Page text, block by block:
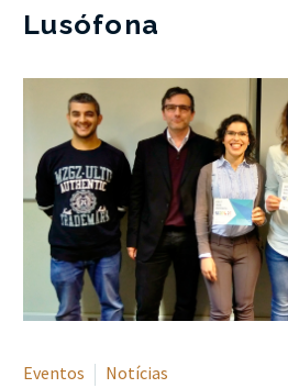
Lusófona
Eventos
Notícias